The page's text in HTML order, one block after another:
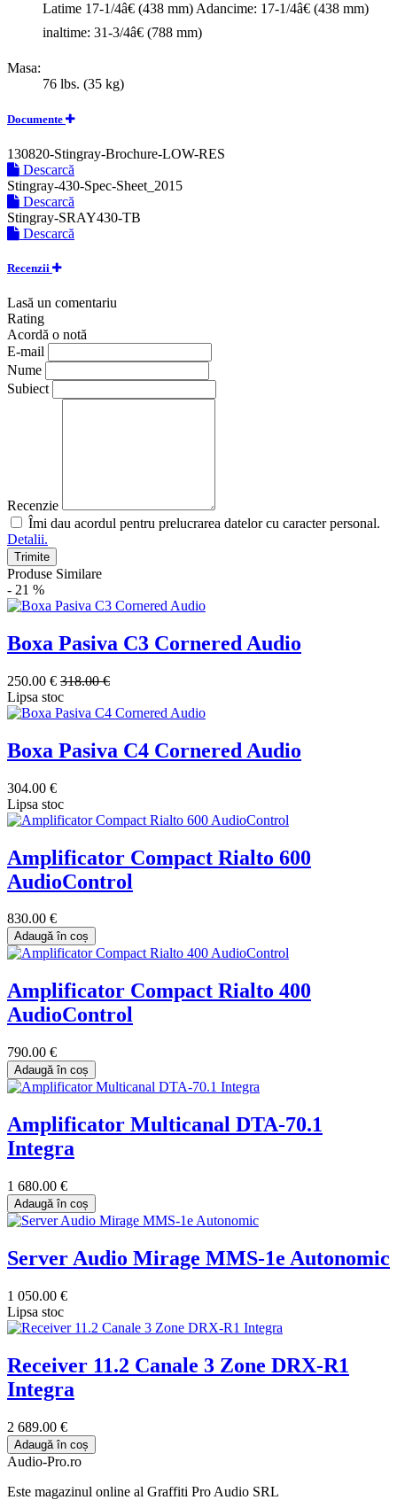
Latime 17-1/4â€ (438 mm) Adancime: 17-1/4â€ (438 mm)
inaltime: 31-3/4â€ (788 mm)
Masa:
76 lbs. (35 kg)
Documente
130820-Stingray-Brochure-LOW-RES
Descarcă
Stingray-430-Spec-Sheet_2015
Descarcă
Stingray-SRAY430-TB
Descarcă
Recenzii
Lasă un comentariu
Rating
Acordă o notă
E-mail
Nume
Subiect
Recenzie
Îmi dau acordul pentru prelucrarea datelor cu caracter personal.
Detalii.
Trimite
Produse Similare
- 21 %
Boxa Pasiva C3 Cornered Audio
250.00 € 318.00 €
Lipsa stoc
Boxa Pasiva C4 Cornered Audio
304.00 €
Lipsa stoc
Amplificator Compact Rialto 600
AudioControl
830.00 €
Adaugă în coș
Amplificator Compact Rialto 400
AudioControl
790.00 €
Adaugă în coș
Amplificator Multicanal DTA-70.1
Integra
1 680.00 €
Adaugă în coș
Server Audio Mirage MMS-1e Autonomic
1 050.00 €
Lipsa stoc
Receiver 11.2 Canale 3 Zone DRX-R1
Integra
2 689.00 €
Adaugă în coș
Audio-Pro.ro
Este magazinul online al Graffiti Pro Audio SRL